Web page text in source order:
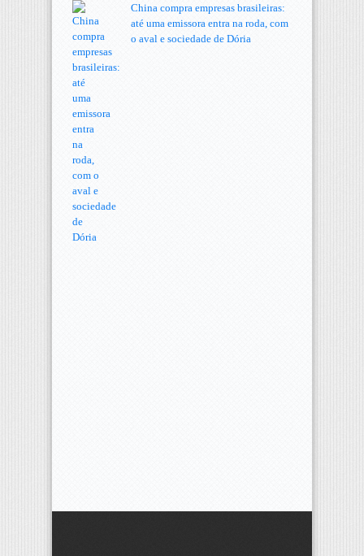
China compra empresas brasileiras:
até uma emissora entra na roda, com
o aval e sociedade de Dória